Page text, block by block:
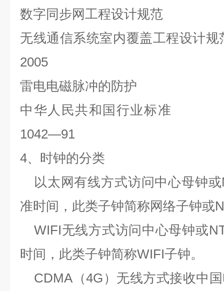
数字同步网工程设计规范
无线通信系统室内覆盖工程设计规
2005
雷电电磁脉冲的防护
中华人民共和国行业标准
1042—91
4、时钟的分类
以太网有线方式访问中心母钟或
准时间，此类子钟简称网络子钟或
WIFI无线方式访问中心母钟或
时间，此类子钟简称WIFI子钟。
CDMA （4G ）无线方式接收中